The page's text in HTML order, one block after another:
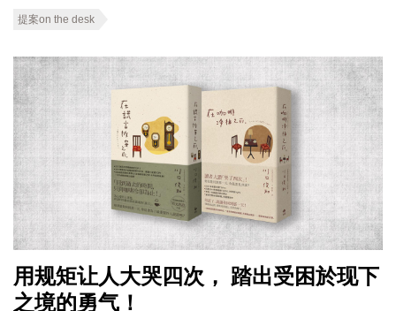
提案on the desk
用规矩让人大哭四次， 踏出受困於现下
之境的勇气！